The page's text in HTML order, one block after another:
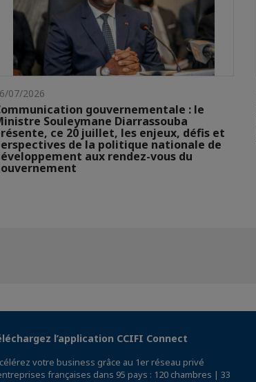
07/2026
gouvernementale : le
Souleymane Diarrassouba
ce 20 juillet, les enjeux, défis et
de la politique nationale de
aux rendez-vous du
l’application CCIFI Connect
votre business grâce au 1er réseau privé
françaises dans 95 pays : 120 chambres | 33